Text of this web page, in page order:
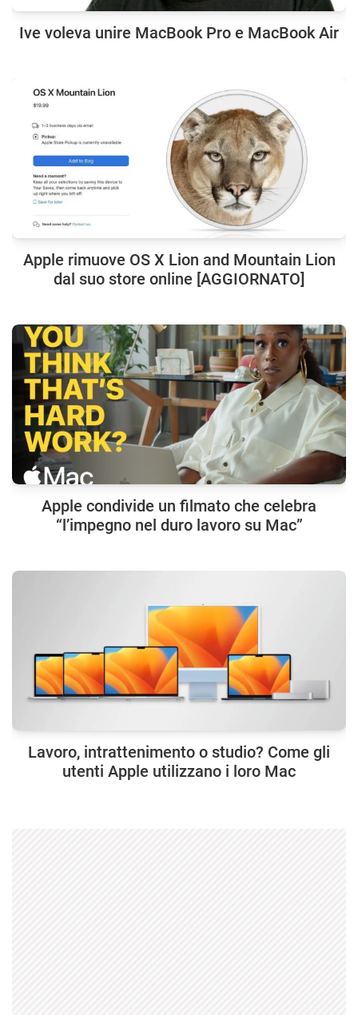
Ive voleva unire MacBook Pro e MacBook Air
Apple rimuove OS X Lion and Mountain Lion
dal suo store online [AGGIORNATO]
Apple condivide un filmato che celebra
“l’impegno nel duro lavoro su Mac”
Lavoro, intrattenimento o studio? Come gli
utenti Apple utilizzano i loro Mac